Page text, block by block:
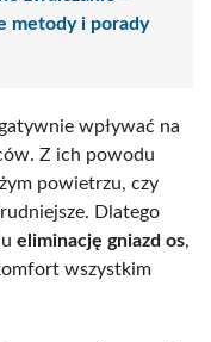
metody i porady
wpływać na
Z ich powodu
powietrzu, czy
Dlatego
eliminację gniazd os,
wszystkim